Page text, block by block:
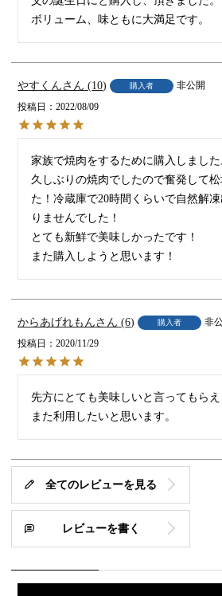
やすくん 10 購入者
非公開
投稿日
2022/08/09
家族で焼肉をするために購入しました
久しぶりの焼肉でしたので奮発して
た！冷蔵庫で20時間くらいで自然解
りませんでした！
とても新鮮で美味しかったです！
からあげれもん 6 購入者
非
投稿日
2020/11/29
先方にとても美味しいと言ってもらえ
また利用したいと思います。
全てのレビューを見る
レビューを書く